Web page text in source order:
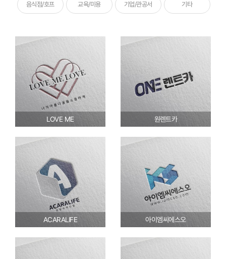
음식점/호프 교육/미용 기업/관공서 기타
LOVE ME 원렌트카
ACARALIFE 아이엠씨에스오